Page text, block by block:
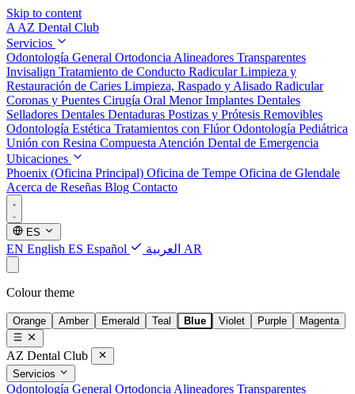
Skip to content
A AZ Dental Club
Servicios
Odontología General Ortodoncia Alineadores Transparentes
Invisalign Tratamiento de Conducto RadicularLimpieza y
Restauración de Caries Limpieza, Raspado y Alisado Radicular
Coronas y Puentes Cirugía Oral MenorImplantes Dentales
Selladores Dentales Dentaduras Postizas y Prótesis Removibles
Odontología Estética Tratamientos con FlúorOdontología Pediátrica
Unión con Resina Compuesta Atención Dental de Emergencia
Ubicaciones
Phoenix (Oficina Principal) Oficina de Tempe Oficina de Glendale
Acerca de Reseñas Blog Contacto
ES
EN English ES Español AR العربية
Colour theme
Orange Amber Emerald Teal Blue Violet Purple Magenta
AZ Dental Club
Servicios
Odontología General Ortodoncia Alineadores Transparentes